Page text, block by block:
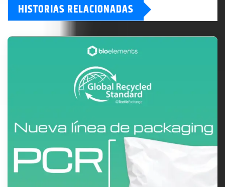
HISTORIAS RELACIONADAS